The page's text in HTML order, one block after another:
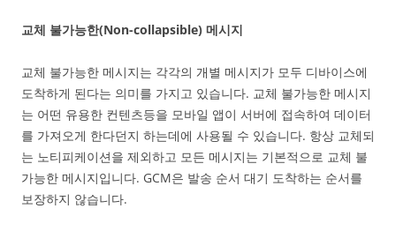
교체 불가능한(Non-collapsible) 메시지
교체 불가능한 메시지는 각각의 개별 메시지가 모두 디바이스에
도착하게 된다는 의미를 가지고 있습니다. 교체 불가능한 메시지
는 어떤 유용한 컨텐츠등을 모바일 앱이 서버에 접속하여 데이터
를 가져오게 한다던지 하는데에 사용될 수 있습니다. 항상 교체되
는 노티피케이션을 제외하고 모든 메시지는 기본적으로 교체 불
가능한 메시지입니다. GCM은 발송 순서 대기 도착하는 순서를
보장하지 않습니다.